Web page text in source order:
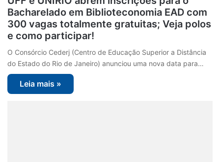
Bacharelado em Biblioteconomia EAD com
300 vagas totalmente gratuitas; Veja polos
e como participar!
O Consórcio Cederj (Centro de Educação Superior a Distância
do Estado do Rio de Janeiro) anunciou uma nova data para…
Leia mais »